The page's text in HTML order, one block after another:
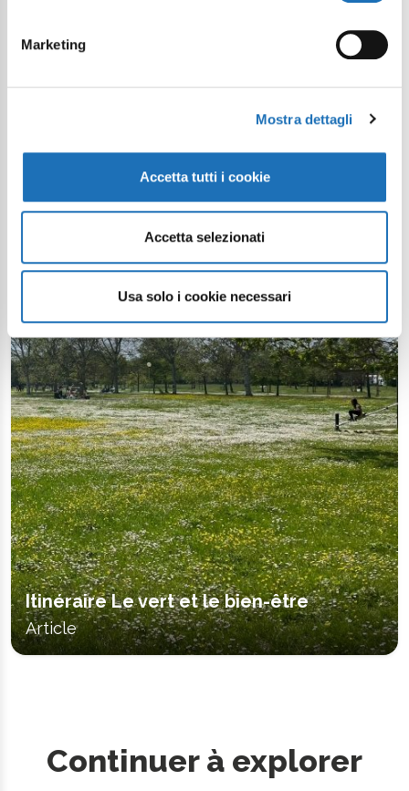
Marketing
Mostra dettagli
Accetta tutti i cookie
Accetta selezionati
Usa solo i cookie necessari
Cesenatico à la colline avec Dalia
Muccioli
Article
Itinéraire Le vert et le bien-être
Article
Continuer à explorer